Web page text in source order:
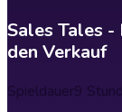
Sales Tales
den Verkauf
Spieldauer9